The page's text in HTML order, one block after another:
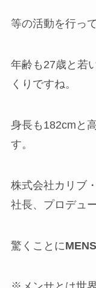
等の活動を行っ
年齢も27歳と若
くりですね。
身長も182cmと
す。
株式会社カリブ
社長、プロデュ
驚くことにM